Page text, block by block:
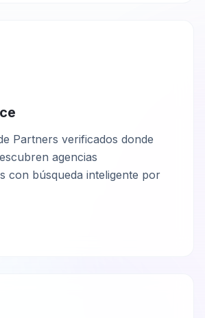
Partners verificados donde
agencias
con búsqueda inteligente por